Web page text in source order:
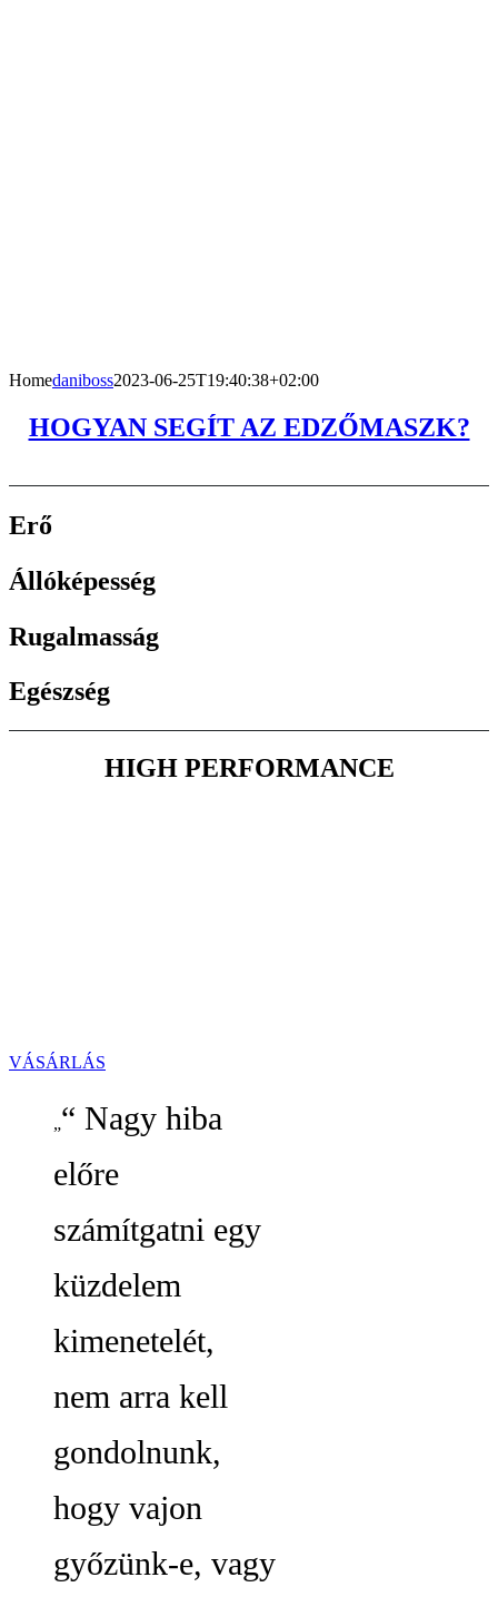
Homedaniboss2023-06-25T19:40:38+02:00
HOGYAN SEGÍT AZ EDZŐMASZK?
Erő
Állóképesség
Rugalmasság
Egészség
HIGH PERFORMANCE
VÁSÁRLÁS
“ Nagy hiba
előre
számítgatni egy
küzdelem
kimenetelét,
nem arra kell
gondolnunk,
hogy vajon
győzünk-e, vagy